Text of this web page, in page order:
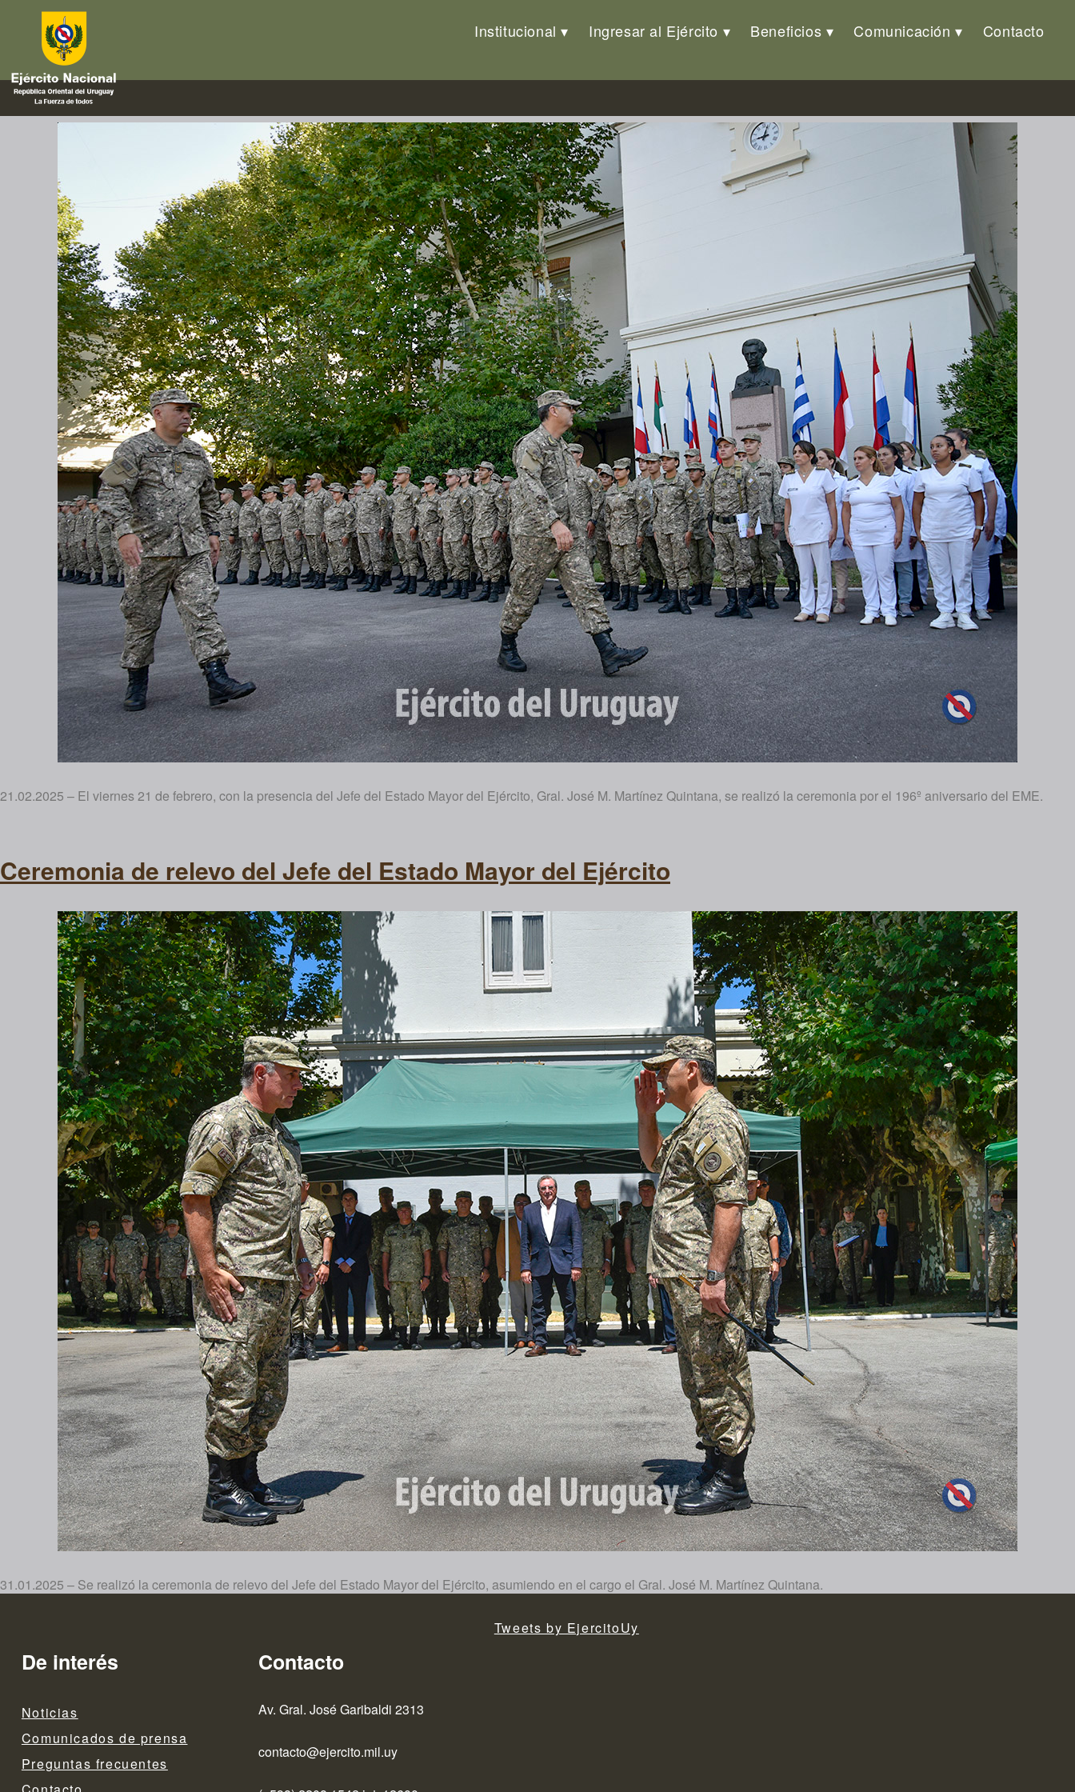
Institucional Ingresar al Ejército Beneficios Comunicación Contacto
puesta
Aniversario del Estado Mayor del Ejército
21.02.2025 – El viernes 21 de febrero, con la presencia del Jefe del Estado Mayor del Ejército, Gral. José M. Martínez Quintana, se realizó la ceremonia por el 196º aniversario del EME.
Ceremonia de relevo del Jefe del Estado Mayor del Ejército
31.01.2025 – Se realizó la ceremonia de relevo del Jefe del Estado Mayor del Ejército, asumiendo en el cargo el Gral. José M. Martínez Quintana.
De interés
Noticias
Comunicados de prensa
Preguntas frecuentes
Contacto
Av. Gral. José Garibaldi 2313
contacto@ejercito.mil.uy
Tweets by EjercitoUy